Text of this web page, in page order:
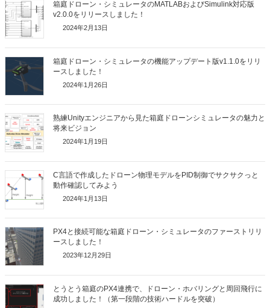
箱庭ドローン・シミュレータのMATLABおよびSimulink対応版
v2.0.0をリリースしました！
2024年2月13日
箱庭ドローン・シミュレータの機能アップデート版v1.1.0をリリ
ースしました！
2024年1月26日
熟練Unityエンジニアから見た箱庭ドローンシミュレータの魅力と
将来ビジョン
2024年1月19日
C言語で作成したドローン物理モデルをPID制御でサクサクっと
動作確認してみよう
2024年1月13日
PX4と接続可能な箱庭ドローン・シミュレータのファーストリリ
ースしました！
2023年12月29日
とうとう箱庭のPX4連携で、ドローン・ホバリングと周回飛行に
成功しました！（第一段階の技術ハードルを突破）